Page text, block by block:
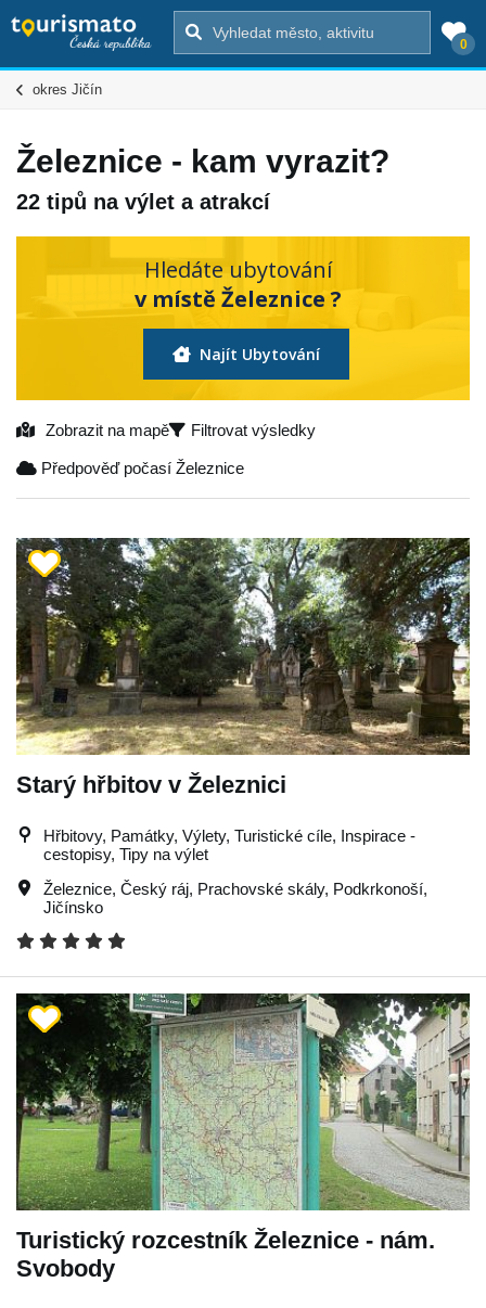
0
okres Jičín
Železnice - kam vyrazit?
22 tipů na výlet a atrakcí
Hledáte ubytování
v místě Železnice ?
Najít Ubytování
Zobrazit na mapě Filtrovat výsledky
Předpověď počasí Železnice
Starý hřbitov v Železnici
Hřbitovy, Památky, Výlety, Turistické cíle, Inspirace -
cestopisy, Tipy na výlet
Železnice, Český ráj, Prachovské skály, Podkrkonoší,
Jičínsko
Turistický rozcestník Železnice - nám.
Svobody